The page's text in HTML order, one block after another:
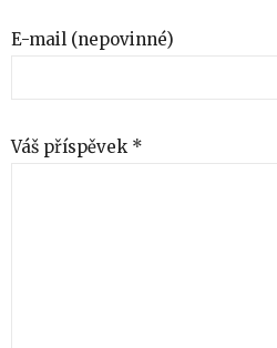
E-mail (nepovinné)
Váš příspěvek *